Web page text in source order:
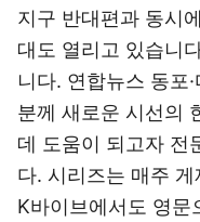
지구 반대편과 동시
대도 열리고 있습니
니다. 연합뉴스 동포
분께 새로운 시선의
데 도움이 되고자 전
다. 시리즈는 매주
K바이브에서도 영문